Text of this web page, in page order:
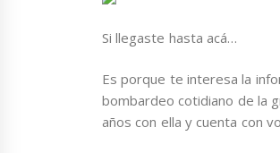
Si llegaste hasta acá…
Es porque te interesa la
bombardeo cotidiano de la
años con ella y cuenta con